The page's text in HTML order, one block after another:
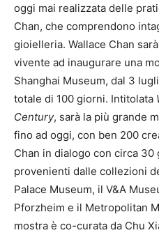
oggi mai realizzata delle
Chan, che comprendono
gioielleria. Wallace Chan
vivente ad inaugurare una
Shanghai Museum, dal 3
totale di 100 giorni. Intitolata
Century, sarà la più grande
fino ad oggi, con ben 200
Chan in dialogo con circa
provenienti dalle collezioni
Palace Museum, il V&A
Pforzheim e il Metropolitan
mostra è co-curata da Chu